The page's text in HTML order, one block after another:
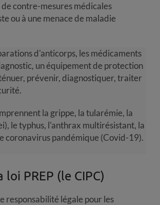
contre-mesures médicales
ou à une menace de maladie
d'anticorps, les médicaments
un équipement de protection
prévenir, diagnostiquer, traiter
la grippe, la tularémie, la
le typhus, l'anthrax multirésistant, la
coronavirus pandémique (Covid-19).
PREP (le CIPC)
responsabilité légale pour les